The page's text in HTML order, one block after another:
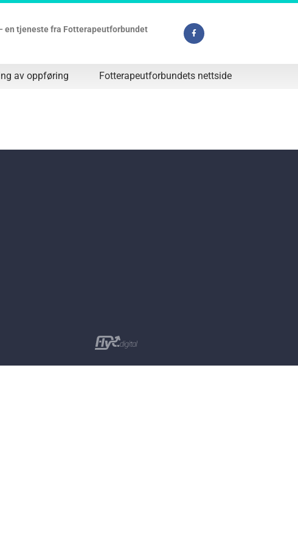
en tjeneste fra Fotterapeutforbundet
av oppføring Fotterapeutforbundets nettside